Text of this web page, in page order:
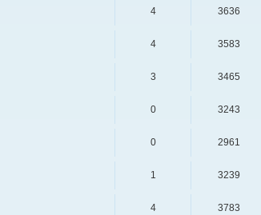
4 3636
4 3583
3 3465
0 3243
0 2961
1 3239
4 3783